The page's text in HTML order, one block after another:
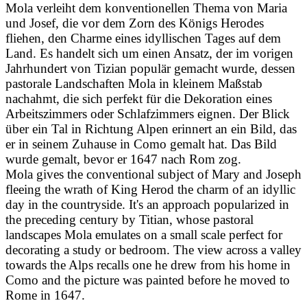
Mola verleiht dem konventionellen Thema von Maria
und Josef, die vor dem Zorn des Königs Herodes
fliehen, den Charme eines idyllischen Tages auf dem
Land. Es handelt sich um einen Ansatz, der im vorigen
Jahrhundert von Tizian populär gemacht wurde, dessen
pastorale Landschaften Mola in kleinem Maßstab
nachahmt, die sich perfekt für die Dekoration eines
Arbeitszimmers oder Schlafzimmers eignen. Der Blick
über ein Tal in Richtung Alpen erinnert an ein Bild, das
er in seinem Zuhause in Como gemalt hat. Das Bild
wurde gemalt, bevor er 1647 nach Rom zog.
Mola gives the conventional subject of Mary and Joseph
fleeing the wrath of King Herod the charm of an idyllic
day in the countryside. It's an approach popularized in
the preceding century by Titian, whose pastoral
landscapes Mola emulates on a small scale perfect for
decorating a study or bedroom. The view across a valley
towards the Alps recalls one he drew from his home in
Como and the picture was painted before he moved to
Rome in 1647.